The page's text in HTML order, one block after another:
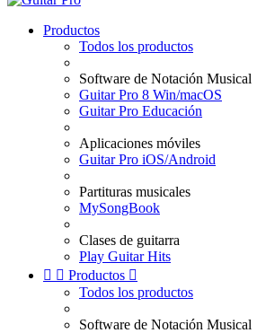
Productos
Todos los productos
Software de Notación Musical
Guitar Pro 8 Win/macOS
Guitar Pro Educación
Aplicaciones móviles
Guitar Pro iOS/Android
Partituras musicales
MySongBook
Clases de guitarra
Play Guitar Hits
  Productos 
Todos los productos
Software de Notación Musical